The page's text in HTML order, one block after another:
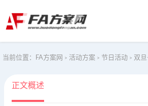
当前位置： FA方案网 > 活动方案 > 节日活动 > 双旦-新
正文概述